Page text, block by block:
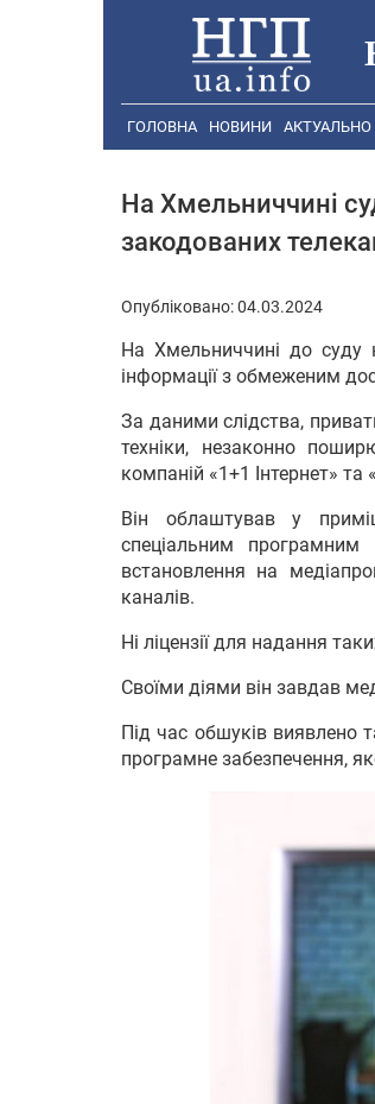
ГОЛОВНА НОВИНИ АКТУАЛЬНО
На Хмельниччині
закодованих
Опубліковано:04.03.2024
На Хмельниччині до суду
інформації з обмеженим
За даними слідства,
техніки, незаконно
компаній «1+1 Інтернет»
Він облаштував у
спеціальним
встановлення на
каналів.
Ні ліцензії для надання
Своїми діями він завдав
Під час обшуків виявлено
програмне забезпечення,